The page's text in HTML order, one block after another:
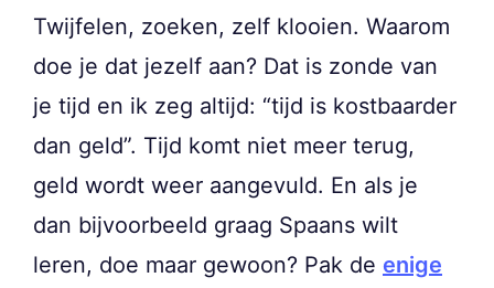
Twijfelen, zoeken, zelf klooien. Waarom
doe je dat jezelf aan? Dat is zonde van
je tijd en ik zeg altijd: “tijd is kostbaarder
dan geld”. Tijd komt niet meer terug,
geld wordt weer aangevuld. En als je
dan bijvoorbeeld graag Spaans wilt
leren, doe maar gewoon? Pak de enige